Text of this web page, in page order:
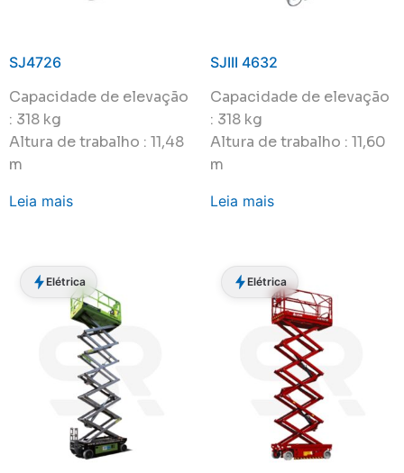
SJ4726
Capacidade de elevação
: 318 kg
Altura de trabalho : 11,48
m
Leia mais
SJIII 4632
Capacidade de elevação
: 318 kg
Altura de trabalho : 11,60
m
Leia mais
Elétrica Elétrica